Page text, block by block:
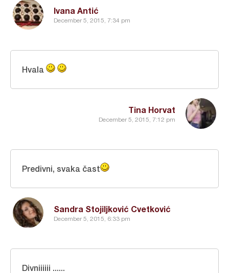
Ivana Antić
December 5, 2015, 7:34 pm
Tina Horvat
December 5, 2015, 7:12 pm
Hvala
Sandra Stojiljković Cvetković
December 5, 2015, 6:33 pm
Predivni, svaka čast
Divniiiiii ......